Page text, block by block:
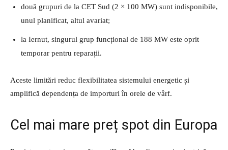
două grupuri de la CET Sud (2 × 100 MW) sunt indisponibile,
unul planificat, altul avariat;
la Iernut, singurul grup funcțional de 188 MW este oprit
temporar pentru reparații.
Aceste limitări reduc flexibilitatea sistemului energetic și
amplifică dependența de importuri în orele de vârf.
Cel mai mare preț spot din Europa